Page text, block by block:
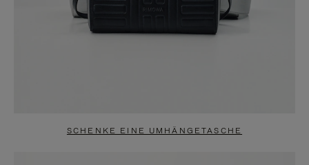
SCHENKE EINE UMHÄNGETASCHE